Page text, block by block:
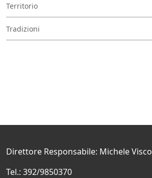
Territorio
Tradizioni
Direttore Responsabile: Michele Visco
Tel.: 392/9850370